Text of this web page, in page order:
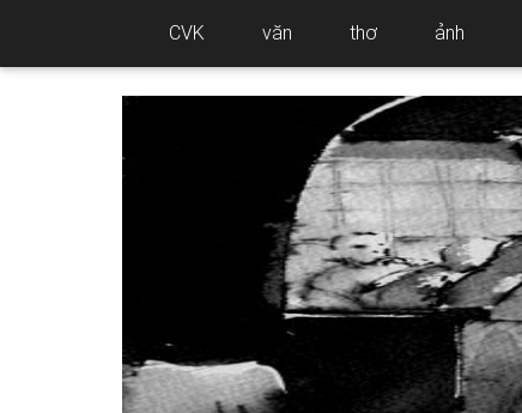
CVK văn thơ ảnh